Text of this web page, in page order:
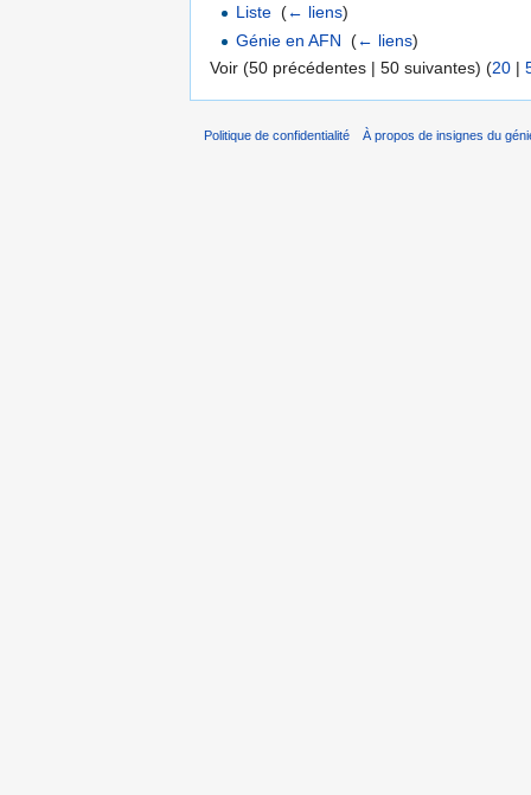
Liste ‎(← liens)
Génie en AFN ‎(← liens)
Voir (50 précédentes | 50 suivantes) (20 |
Politique de confidentialité À propos de insignes du